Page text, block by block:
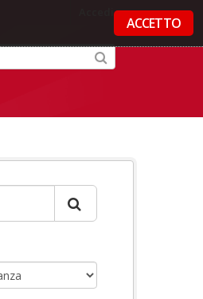
ACCETTO